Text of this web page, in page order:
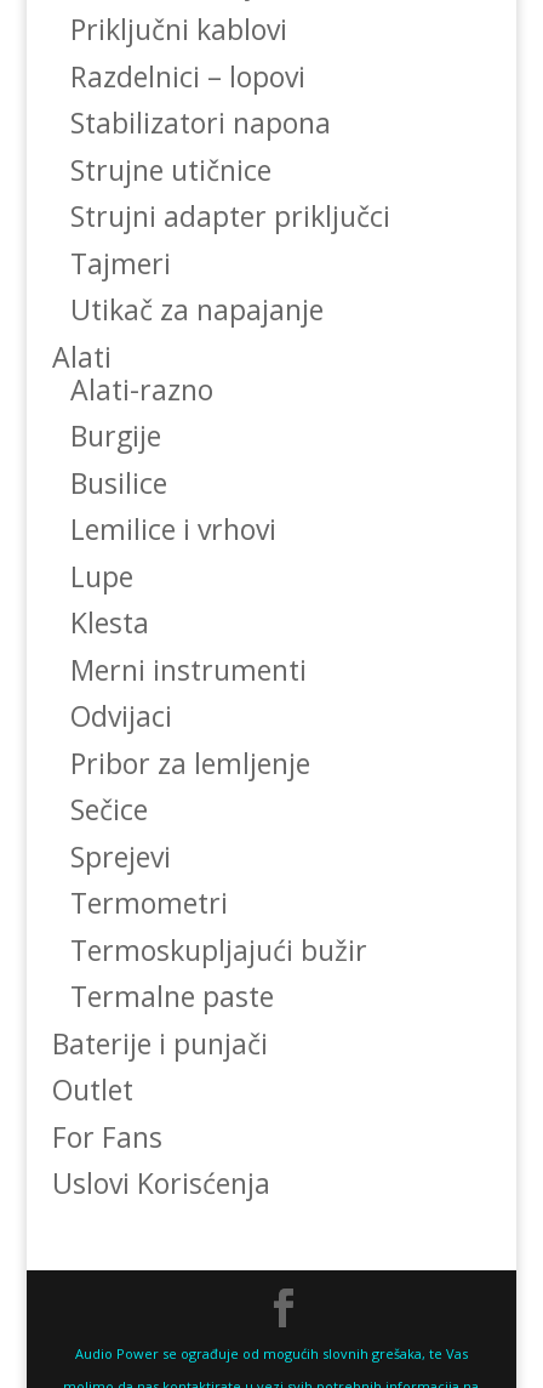
Priključni kablovi
Razdelnici – lopovi
Stabilizatori napona
Strujne utičnice
Strujni adapter priključci
Tajmeri
Utikač za napajanje
Alati
Alati-razno
Burgije
Busilice
Lemilice i vrhovi
Lupe
Klesta
Merni instrumenti
Odvijaci
Pribor za lemljenje
Sečice
Sprejevi
Termometri
Termoskupljajući bužir
Termalne paste
Baterije i punjači
Outlet
For Fans
Uslovi Korisćenja
Audio Power se ograđuje od mogućih slovnih grešaka, te Vas